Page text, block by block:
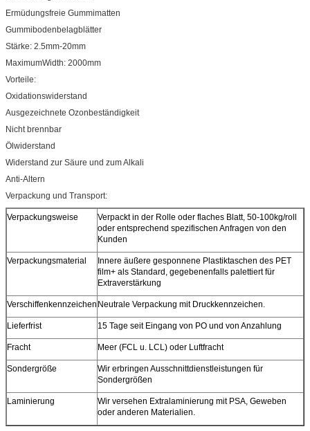
Ermüdungsfreie Gummimatten
Gummibodenbelagblätter
Stärke: 2.5mm-20mm
MaximumWidth: 2000mm
Vorteile:
Oxidationswiderstand
Ausgezeichnete Ozonbeständigkeit
Nicht brennbar
Ölwiderstand
Widerstand zur Säure und zum Alkali
Anti-Altern
Verpackung und Transport:
Verpackungsweise
Verpackt in der Rolle oder flaches Blatt, 50-100kg/roll
oder entsprechend spezifischen Anfragen von den
Kunden
Verpackungsmaterial
Innere äußere gesponnene Plastiktaschen des PET
film+ als Standard, gegebenenfalls palettiert für
Extraverstärkung
Verschiffenkennzeichen Neutrale Verpackung mit Druckkennzeichen.
Lieferfrist 15 Tage seit Eingang von PO und von Anzahlung
Fracht Meer (FCL u. LCL) oder Luftfracht
Sondergröße
Wir erbringen Ausschnittdienstleistungen für
Sondergrößen
Laminierung
Wir versehen Extralaminierung mit PSA, Geweben
oder anderen Materialien.